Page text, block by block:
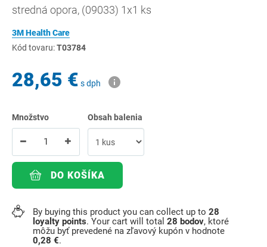
stredná opora, (09033) 1x1 ks
3M Health Care
Kód tovaru:T03784
28,65 € s dph
Množstvo Obsah balenia
DO KOŠÍKA
By buying this product you can collect up to 28
loyalty points. Your cart will total 28 bodov, ktoré
môžu byť prevedené na zľavový kupón v hodnote
0,28 €.